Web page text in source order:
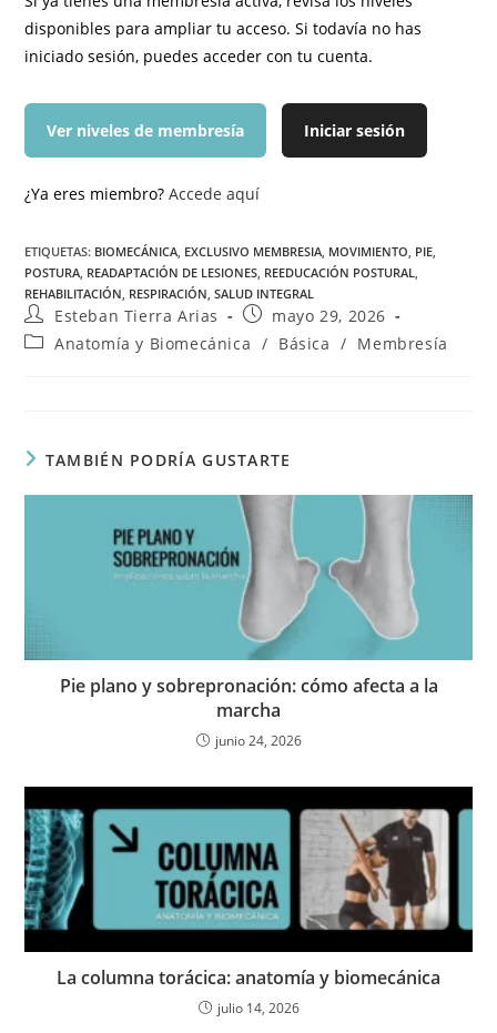
disponibles para ampliar tu acceso. Si todavía no has
iniciado sesión, puedes acceder con tu cuenta.
Ver niveles de membresía Iniciar sesión
¿Ya eres miembro?Accede aquí
ETIQUETAS: BIOMECÁNICA, EXCLUSIVO MEMBRESIA, MOVIMIENTO, PIE,
POSTURA, READAPTACIÓN DE LESIONES, REEDUCACIÓN POSTURAL,
REHABILITACIÓN, RESPIRACIÓN, SALUD INTEGRAL
Esteban Tierra Arias
mayo 29, 2026
Anatomía y Biomecánica / Básica / Membresía
TAMBIÉN PODRÍA GUSTARTE
Pie plano y sobrepronación: cómo afecta a la
marcha
junio 24, 2026
La columna torácica: anatomía y biomecánica
julio 14, 2026